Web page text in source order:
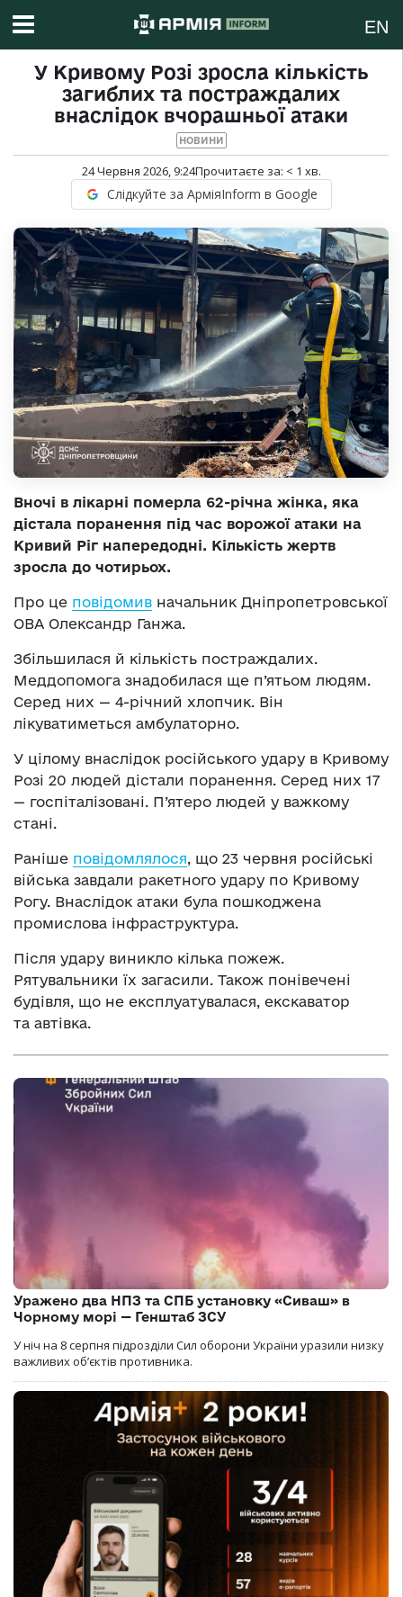
EN
У Кривому Розі зросла кількість
загиблих та постраждалих
внаслідок вчорашньої атаки
НОВИНИ
24 Червня 2026, 9:24Прочитаєте за: < 1 хв.
Слідкуйте за АрміяInform в Google
Вночі в лікарні померла 62-річна жінка, яка
дістала поранення під час ворожої атаки на
Кривий Ріг напередодні. Кількість жертв
зросла до чотирьох.
Про це повідомив начальник Дніпропетровської
ОВА Олександр Ганжа.
Збільшилася й кількість постраждалих.
Меддопомога знадобилася ще п’ятьом людям.
Серед них — 4-річний хлопчик. Він
лікуватиметься амбулаторно.
У цілому внаслідок російського удару в Кривому
Розі 20 людей дістали поранення. Серед них 17
— госпіталізовані. П’ятеро людей у важкому
стані.
Раніше повідомлялося, що 23 червня російські
війська завдали ракетного удару по Кривому
Рогу. Внаслідок атаки була пошкоджена
промислова інфраструктура.
Після удару виникло кілька пожеж.
Рятувальники їх загасили. Також понівечені
будівля, що не експлуатувалася, екскаватор
та автівка.
Уражено два НПЗ та СПБ установку «Сиваш» в
Чорному морі — Генштаб ЗСУ
У ніч на 8 серпня підрозділи Сил оборони України уразили низку
важливих об’єктів противника.